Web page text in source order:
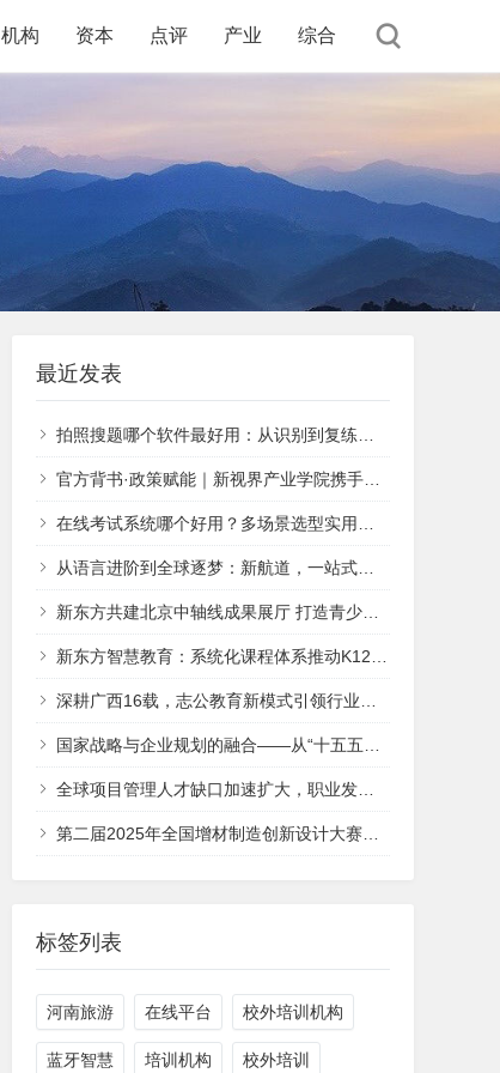
机构 资本 点评 产业 综合
最近发表
拍照搜题哪个软件最好用：从识别到复练的完整判断
官方背书·政策赋能｜新视界产业学院携手北京年年数科，入局AIGC官方人才孵化赛道
在线考试系统哪个好用？多场景选型实用指南
从语言进阶到全球逐梦：新航道，一站式点亮青少年国际教育之路
新东方共建北京中轴线成果展厅 打造青少年文化传承新平台
新东方智慧教育：系统化课程体系推动K12人工智能教育生态建设
深耕广西16载，志公教育新模式引领行业风潮
国家战略与企业规划的融合——从“十五五规划建议”看企业五年规划的制定方法
全球项目管理人才缺口加速扩大，职业发展迎来新机遇 —— 项目管理协会（PMI）发布权威报告
第二届2025年全国增材制造创新设计大赛在武汉隆重举行
标签列表
河南旅游 在线平台 校外培训机构
蓝牙智慧 培训机构 校外培训